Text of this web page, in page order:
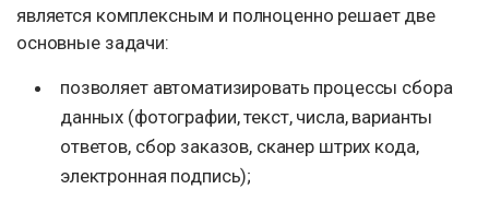
является комплексным и полноценно решает две
основные задачи:
позволяет автоматизировать процессы сбора
данных (фотографии, текст, числа, варианты
ответов, сбор заказов, сканер штрих кода,
электронная подпись);